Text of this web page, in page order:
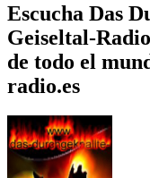
Escucha Das
Geiseltal-
de todo el
radio.es